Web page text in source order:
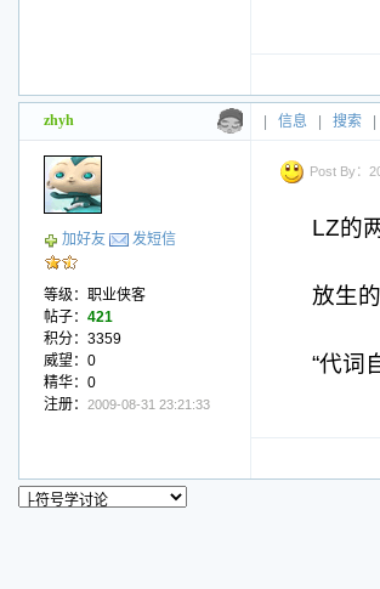
zhyh 信息 搜索
加好友 发短信
等级：职业侠客
帖子： 421
积分：3359
威望：0
精华：0
注册： 2009-08-31 23:21:33
Post By：
LZ的
放生
“代词